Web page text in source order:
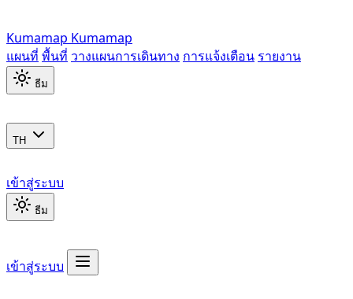
Kumamap Kumamap
แผนที่ พื้นที่ วางแผนการเดินทาง การแจ้งเตือน รายงาน
ธีม
TH
เข้าสู่ระบบ
ธีม
เข้าสู่ระบบ